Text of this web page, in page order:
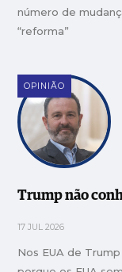
número de
“reforma”
OPINIÃO
Trump não
17 JUL 2026
Nos EUA de